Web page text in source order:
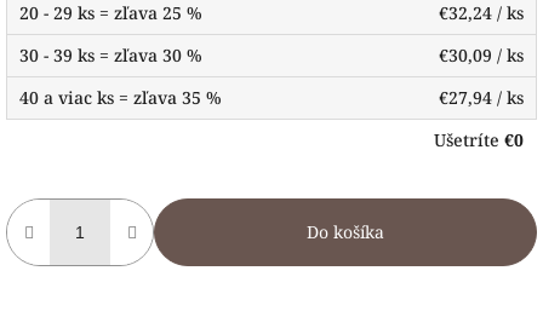
20 - 29 ks = zľava 25 %
€32,24 / ks
30 - 39 ks = zľava 30 %
€30,09 / ks
40 a viac ks = zľava 35 %
€27,94 / ks
Ušetríte €0
Do košíka